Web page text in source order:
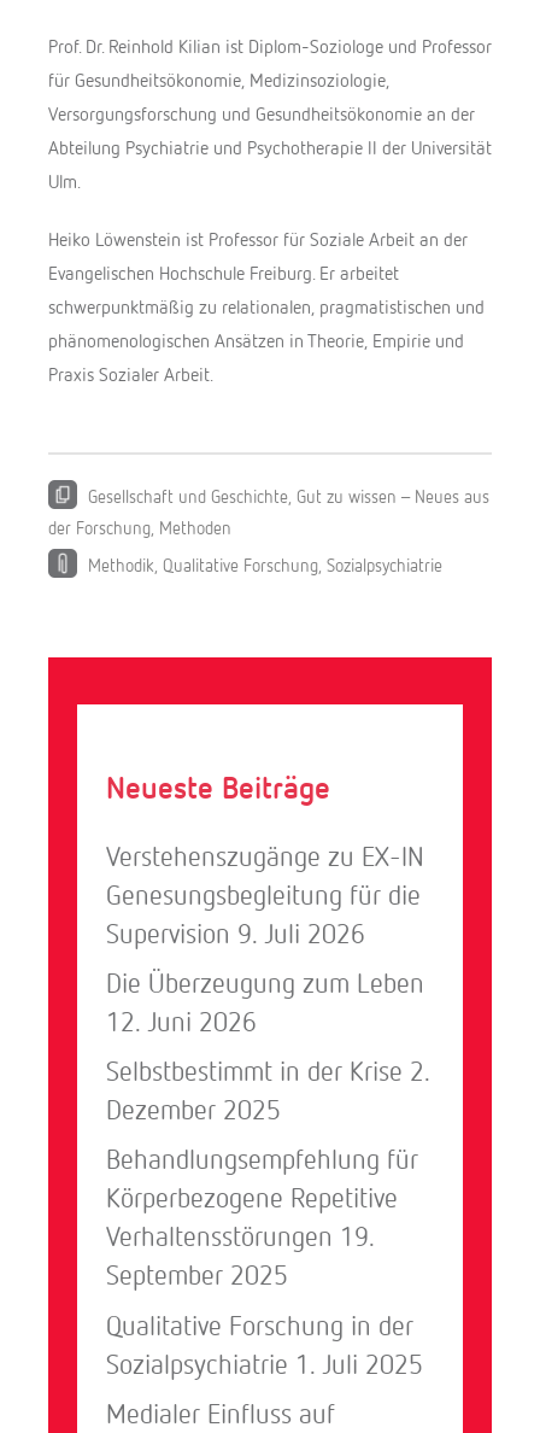
Prof. Dr. Reinhold Kilian ist Diplom-Soziologe und Professor
für Gesundheitsökonomie, Medizinsoziologie,
Versorgungsforschung und Gesundheitsökonomie an der
Abteilung Psychiatrie und Psychotherapie II der Universität
Ulm.
Heiko Löwenstein ist Professor für Soziale Arbeit an der
Evangelischen Hochschule Freiburg. Er arbeitet
schwerpunktmäßig zu relationalen, pragmatistischen und
phänomenologischen Ansätzen in Theorie, Empirie und
Praxis Sozialer Arbeit.
Gesellschaft und Geschichte Gut zu wissen – Neues aus
der Forschung Methoden
Methodik Qualitative Forschung Sozialpsychiatrie
Neueste Beiträge
Verstehenszugänge zu EX-IN
Genesungsbegleitung für die
Supervision 9. Juli 2026
Die Überzeugung zum Leben
12. Juni 2026
Selbstbestimmt in der Krise 2.
Dezember 2025
Behandlungsempfehlung für
Körperbezogene Repetitive
Verhaltensstörungen 19.
September 2025
Qualitative Forschung in der
Sozialpsychiatrie 1. Juli 2025
Medialer Einfluss auf